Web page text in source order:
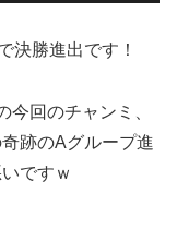
決勝進出です！
回のチャンミ、
跡のAグループ進
ですｗ